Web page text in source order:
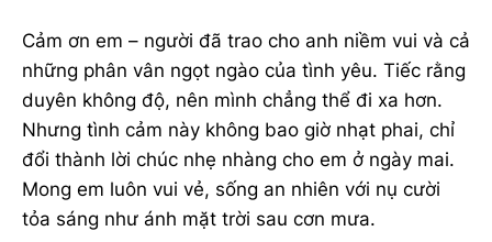
Cảm ơn em – người đã trao cho anh niềm vui và cả
những phân vân ngọt ngào của tình yêu. Tiếc rằng
duyên không độ, nên mình chẳng thể đi xa hơn.
Nhưng tình cảm này không bao giờ nhạt phai, chỉ
đổi thành lời chúc nhẹ nhàng cho em ở ngày mai.
Mong em luôn vui vẻ, sống an nhiên với nụ cười
tỏa sáng như ánh mặt trời sau cơn mưa.